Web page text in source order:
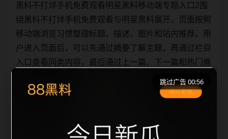
黑料不打烊手机免费观看明星黑料移动端专题入口2围
绕黑料不打烊手机免费观看与明星黑料展开，页面按照
移动端浏览习惯整理标题、描述、图片和站内推荐。用
户进入页面后，可以先通过摘要了解主题，再通过栏目
入口查看同类内容，最后通过上一篇、下一篇和热门推
关关键词堆砌，也避免多个站点同步发布完全相同的标
后续采集时将继续执行远程图片本地化、坏图默认图兜
跳过广告 00:56